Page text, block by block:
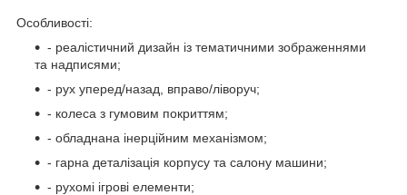
Особливості:
- реалістичний дизайн із тематичними зображеннями
та надписями;
- рух уперед/назад, вправо/ліворуч;
- колеса з гумовим покриттям;
- обладнана інерційним механізмом;
- гарна деталізація корпусу та салону машини;
- рухомі ігрові елементи;